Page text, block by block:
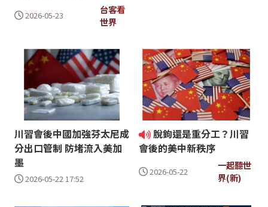
2026-05-23
台客看
世界
川習會後中國加強芬太尼成
分出口管制 防堵流入美加
墨
2026-05-22 17:52
脫鉤還是重分工？川習
會後的美中新秩序
2026-05-22
一起聽世
界(新)